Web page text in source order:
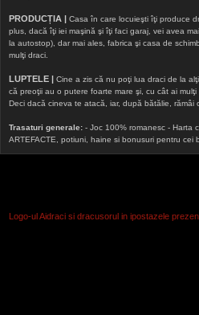
PRODUCȚIA | Casa în care locuieşti îţi produce
plus, dacă îţi iei maşină şi îţi faci garaj, vei avea
la autostop), dar mai ales, fabrica şi casa de
mulţi draci.
LUPTELE | Cine a zis că nu poţi lua draci de la
că preoţii au o putere foarte mare şi, cu cât ai
Deci dacă cineva te atacă, iar, după bătălie,
Trasaturi generale: - Joc 100% romanesc - Harta
ARTEFACTE, potiuni, haine si bonusuri pentru
Logo-ul Aidraci si dracusorul in ipostazele